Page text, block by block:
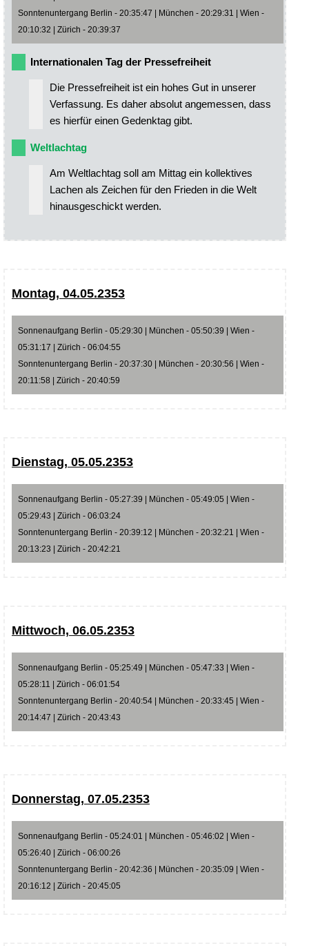
Sonntenuntergang Berlin - 20:35:47 | München - 20:29:31 | Wien -
20:10:32 | Zürich - 20:39:37
Internationalen Tag der Pressefreiheit
Die Pressefreiheit ist ein hohes Gut in unserer
Verfassung. Es daher absolut angemessen, dass
es hierfür einen Gedenktag gibt.
Weltlachtag
Am Weltlachtag soll am Mittag ein kollektives
Lachen als Zeichen für den Frieden in die Welt
hinausgeschickt werden.
Montag, 04.05.2353
Sonnenaufgang Berlin - 05:29:30 | München - 05:50:39 | Wien -
05:31:17 | Zürich - 06:04:55
Sonntenuntergang Berlin - 20:37:30 | München - 20:30:56 | Wien -
20:11:58 | Zürich - 20:40:59
Dienstag, 05.05.2353
Sonnenaufgang Berlin - 05:27:39 | München - 05:49:05 | Wien -
05:29:43 | Zürich - 06:03:24
Sonntenuntergang Berlin - 20:39:12 | München - 20:32:21 | Wien -
20:13:23 | Zürich - 20:42:21
Mittwoch, 06.05.2353
Sonnenaufgang Berlin - 05:25:49 | München - 05:47:33 | Wien -
05:28:11 | Zürich - 06:01:54
Sonntenuntergang Berlin - 20:40:54 | München - 20:33:45 | Wien -
20:14:47 | Zürich - 20:43:43
Donnerstag, 07.05.2353
Sonnenaufgang Berlin - 05:24:01 | München - 05:46:02 | Wien -
05:26:40 | Zürich - 06:00:26
Sonntenuntergang Berlin - 20:42:36 | München - 20:35:09 | Wien -
20:16:12 | Zürich - 20:45:05